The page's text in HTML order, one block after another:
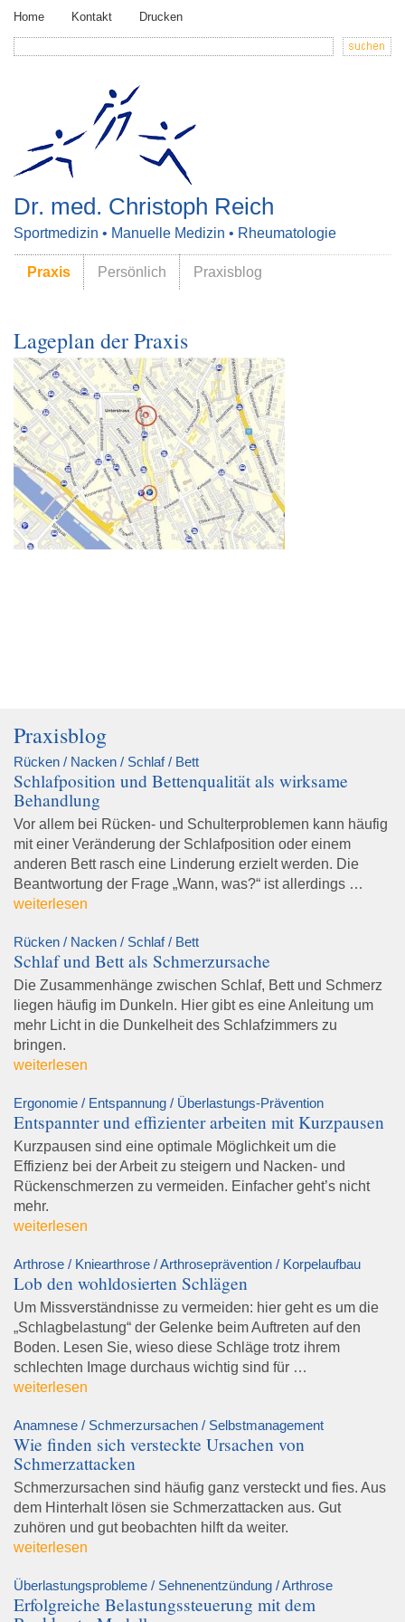
Home Kontakt Drucken
Dr. med. Christoph Reich
Sportmedizin • Manuelle Medizin • Rheumatologie
Praxis Persönlich Praxisblog
Lageplan der Praxis
Praxisblog
Rücken / Nacken / Schlaf / Bett
Schlafposition und Bettenqualität als wirksame
Behandlung
Vor allem bei Rücken- und Schulterproblemen kann häufig
mit einer Veränderung der Schlafposition oder einem
anderen Bett rasch eine Linderung erzielt werden. Die
Beantwortung der Frage „Wann, was?“ ist allerdings …
weiterlesen
Rücken / Nacken / Schlaf / Bett
Schlaf und Bett als Schmerzursache
Die Zusammenhänge zwischen Schlaf, Bett und Schmerz
liegen häufig im Dunkeln. Hier gibt es eine Anleitung um
mehr Licht in die Dunkelheit des Schlafzimmers zu
bringen.
weiterlesen
Ergonomie / Entspannung / Überlastungs-Prävention
Entspannter und effizienter arbeiten mit Kurzpausen
Kurzpausen sind eine optimale Möglichkeit um die
Effizienz bei der Arbeit zu steigern und Nacken- und
Rückenschmerzen zu vermeiden. Einfacher geht’s nicht
mehr.
weiterlesen
Arthrose / Kniearthrose / Arthroseprävention / Korpelaufbau
Lob den wohldosierten Schlägen
Um Missverständnisse zu vermeiden: hier geht es um die
„Schlagbelastung“ der Gelenke beim Auftreten auf den
Boden. Lesen Sie, wieso diese Schläge trotz ihrem
schlechten Image durchaus wichtig sind für …
weiterlesen
Anamnese / Schmerzursachen / Selbstmanagement
Wie finden sich versteckte Ursachen von
Schmerzattacken
Schmerzursachen sind häufig ganz versteckt und fies. Aus
dem Hinterhalt lösen sie Schmerzattacken aus. Gut
zuhören und gut beobachten hilft da weiter.
weiterlesen
Überlastungsprobleme / Sehnenentzündung / Arthrose
Erfolgreiche Belastungssteuerung mit dem